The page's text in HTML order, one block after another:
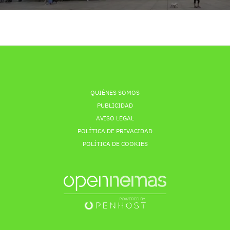
QUIÉNES SOMOS
PUBLICIDAD
AVISO LEGAL
POLÍTICA DE PRIVACIDAD
POLÍTICA DE COOKIES